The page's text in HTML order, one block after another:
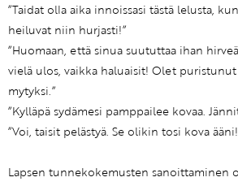
”Taidat olla aika innoissasi tästä lelusta,
heiluvat niin hurjasti!”
”Huomaan, että sinua suututtaa ihan
vielä ulos, vaikka haluaisit! Olet
mytyksi.”
”Kylläpä sydämesi pamppailee kovaa.
”Voi, taisit pelästyä. Se olikin tosi kova
Lapsen tunnekokemusten sanoittaminen